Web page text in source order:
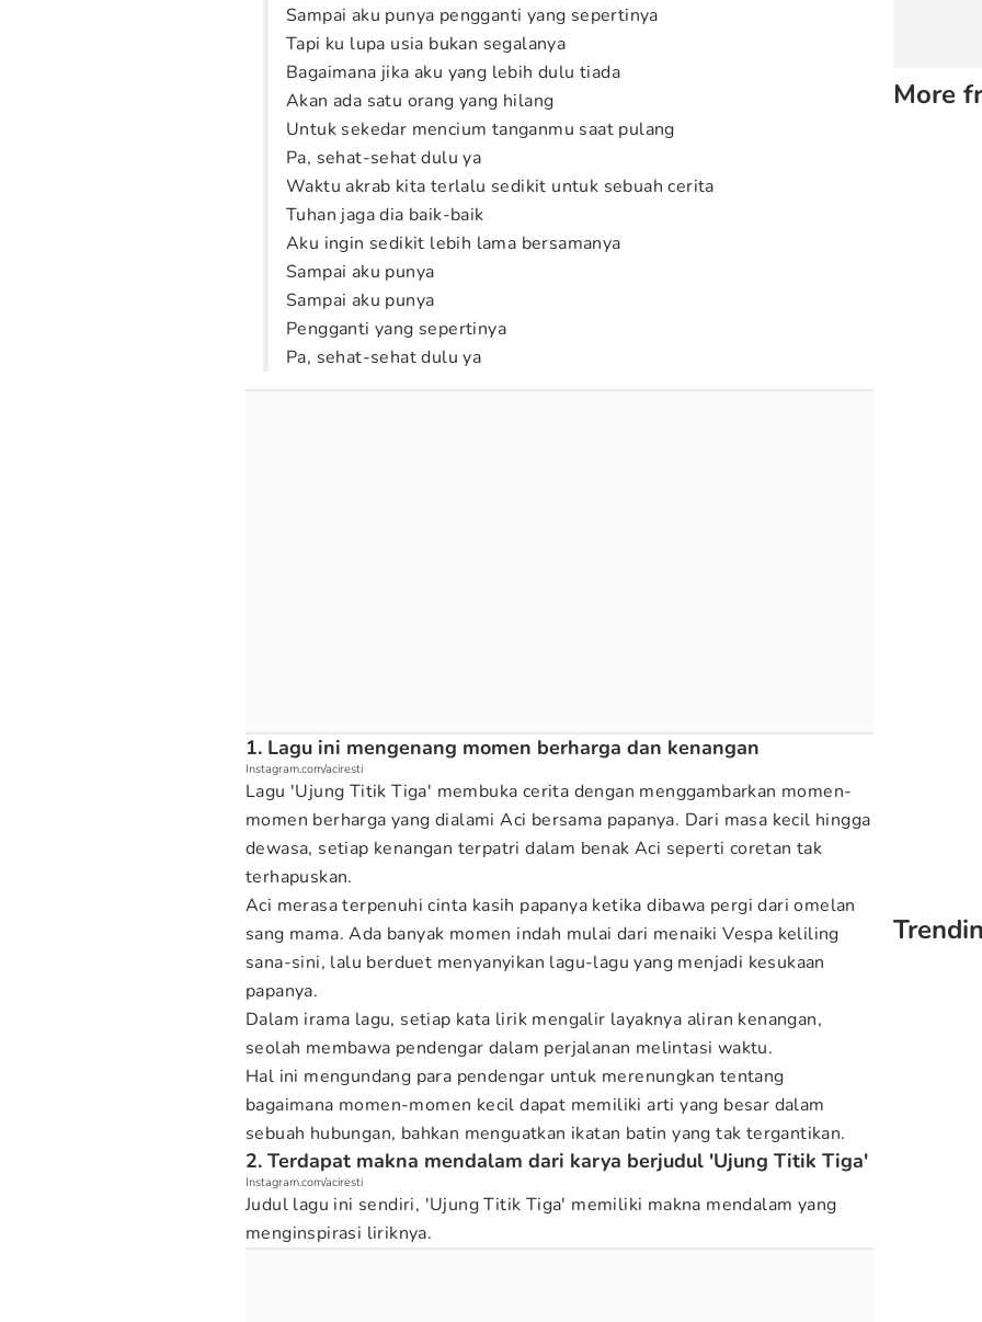
Sampai aku punya pengganti yang sepertinya
Tapi ku lupa usia bukan segalanya
Bagaimana jika aku yang lebih dulu tiada
Akan ada satu orang yang hilang
Untuk sekedar mencium tanganmu saat pulang
Pa, sehat-sehat dulu ya
Waktu akrab kita terlalu sedikit untuk sebuah cerita
Tuhan jaga dia baik-baik
Aku ingin sedikit lebih lama bersamanya
Sampai aku punya
Sampai aku punya
Pengganti yang sepertinya
Pa, sehat-sehat dulu ya
1. Lagu ini mengenang momen berharga dan kenangan
Instagram.com/aciresti
Lagu 'Ujung Titik Tiga' membuka cerita dengan menggambarkan momen-
momen berharga yang dialami Aci bersama papanya. Dari masa kecil hingga
dewasa, setiap kenangan terpatri dalam benak Aci seperti coretan tak
terhapuskan.
Aci merasa terpenuhi cinta kasih papanya ketika dibawa pergi dari omelan
sang mama. Ada banyak momen indah mulai dari menaiki Vespa keliling
sana-sini, lalu berduet menyanyikan lagu-lagu yang menjadi kesukaan
papanya.
Dalam irama lagu, setiap kata lirik mengalir layaknya aliran kenangan,
seolah membawa pendengar dalam perjalanan melintasi waktu.
Hal ini mengundang para pendengar untuk merenungkan tentang
bagaimana momen-momen kecil dapat memiliki arti yang besar dalam
sebuah hubungan, bahkan menguatkan ikatan batin yang tak tergantikan.
2. Terdapat makna mendalam dari karya berjudul 'Ujung Titik Tiga'
Instagram.com/aciresti
Judul lagu ini sendiri, 'Ujung Titik Tiga' memiliki makna mendalam yang
menginspirasi liriknya.
More